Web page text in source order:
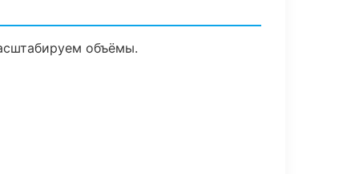
объёмы.